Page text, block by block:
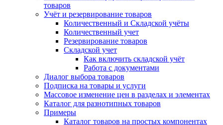
товаров
Учёт и резервирование товаров
Количественный и Складской учёты
Количественный учет
Резервирование товаров
Складской учет
Как включить складской учёт
Работа с документами
Диалог выбора товаров
Подписка на товары и услуги
Массовое изменение цен в разделах и элементах
Каталог для разнотипных товаров
Примеры
Каталог товаров на простых компонентах